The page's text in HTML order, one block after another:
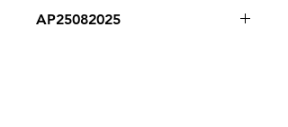
AP25082025